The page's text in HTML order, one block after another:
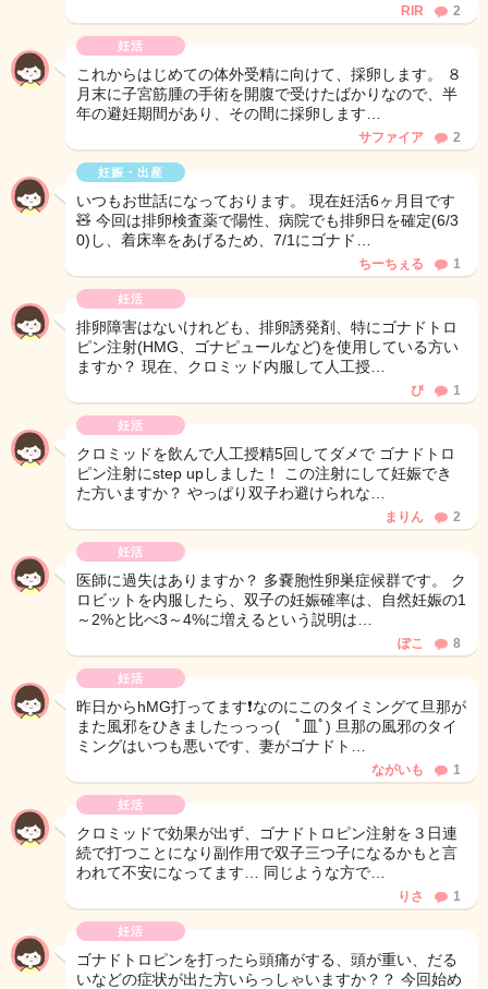
RIR 2
妊活
これからはじめての体外受精に向けて、採卵します。 ８
月末に子宮筋腫の手術を開腹で受けたばかりなので、半
年の避妊期間があり、その間に採卵します…
サファイア 2
妊娠・出産
いつもお世話になっております。 現在妊活6ヶ月目です
🧸 今回は排卵検査薬で陽性、病院でも排卵日を確定(6/3
0)し、着床率をあげるため、7/1にゴナド…
ちーちぇる 1
妊活
排卵障害はないけれども、排卵誘発剤、特にゴナドトロ
ピン注射(HMG、ゴナピュールなど)を使用している方い
ますか？ 現在、クロミッド内服して人工授…
ぴ 1
妊活
クロミッドを飲んで人工授精5回してダメで ゴナドトロ
ピン注射にstep upしました！ この注射にして妊娠でき
た方いますか？ やっぱり双子わ避けられな…
まりん 2
妊活
医師に過失はありますか？ 多嚢胞性卵巣症候群です。 ク
ロビットを内服したら、双子の妊娠確率は、自然妊娠の1
～2%と比べ3～4%に増えるという説明は…
ぽこ 8
妊活
昨日からhMG打ってます❗なのにこのタイミングて旦那が
また風邪をひきましたっっっ( ﾟ皿ﾟ) 旦那の風邪のタイ
ミングはいつも悪いです、妻がゴナドト…
ながいも 1
妊活
クロミッドで効果が出ず、ゴナドトロピン注射を３日連
続で打つことになり副作用で双子三つ子になるかもと言
われて不安になってます… 同じような方で…
りさ 1
妊活
ゴナドトロピンを打ったら頭痛がする、頭が重い、だる
いなどの症状が出た方いらっしゃいますか？？ 今回始め